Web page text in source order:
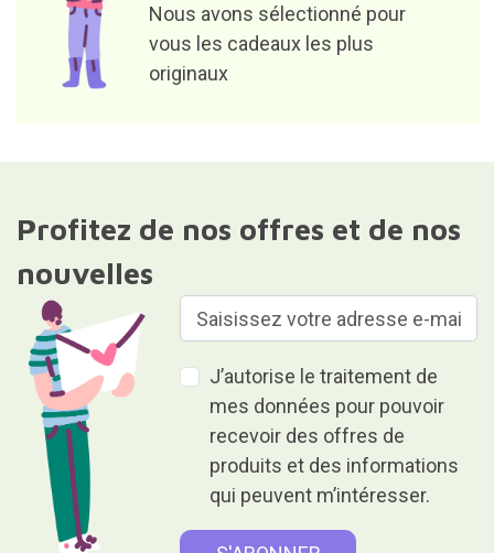
Nous avons sélectionné pour
vous les cadeaux les plus
originaux
Profitez de nos offres et de nos
nouvelles
J’autorise le traitement de
mes données pour pouvoir
recevoir des offres de
produits et des informations
qui peuvent m’intéresser.